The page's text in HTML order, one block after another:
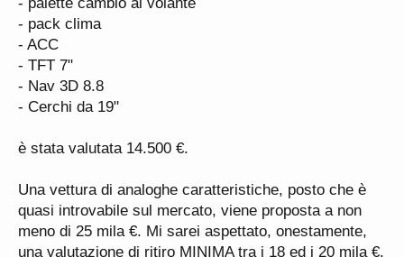
- pack clima
- ACC
- TFT 7"
- Nav 3D 8.8
- Cerchi da 19"
è stata valutata 14.500 €.
Una vettura di analoghe caratteristiche, posto che è
quasi introvabile sul mercato, viene proposta a non
meno di 25 mila €. Mi sarei aspettato, onestamente,
una valutazione di ritiro MINIMA tra i 18 ed i 20 mila €.